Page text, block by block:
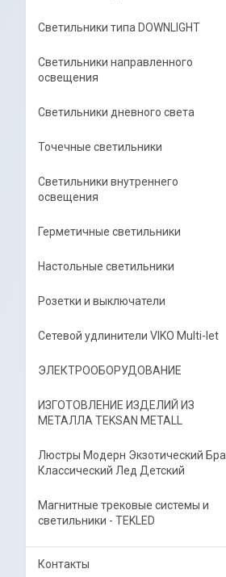
Светильники типа DOWNLIGHT
Светильники направленного
освещения
Светильники дневного света
Точечные светильники
Светильники внутреннего
освещения
Герметичные светильники
Настольные светильники
Розетки и выключатели
Сетевой удлинители VIKO Multi-let
ЭЛЕКТРООБОРУДОВАНИЕ
ИЗГОТОВЛЕНИЕ ИЗДЕЛИЙ ИЗ
МЕТАЛЛА TEKSAN METALL
Люстры Модерн Экзотический Бра
Классический Лед Детский
Магнитные трековые системы и
светильники - TEKLED
Контакты